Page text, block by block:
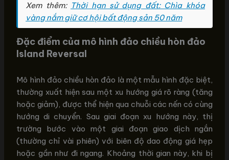
Xem thêm: Thời hạn sử dụng đất: Chìa khóa
vàng nắm giữ cơ hội bất động sản 50 năm
Đặc điểm của mô hình đảo chiều hòn đảo
Island Reversal
Mô hình đảo chiều hòn đảo là một mẫu hình đặc biệt,
thường xuất hiện sau một xu hướng giá rõ ràng (tăng
hoặc giảm), được thể hiện qua chuỗi các nến có cùng
hướng di chuyển. Sau giai đoạn xu hướng này, thị
trường bước vào một giai đoạn giao dịch ngắn
(thường chỉ vài phiên) với biên độ dao động giá hẹp
hoặc gần như đi ngang. Khoảng thời gian này, khi bị